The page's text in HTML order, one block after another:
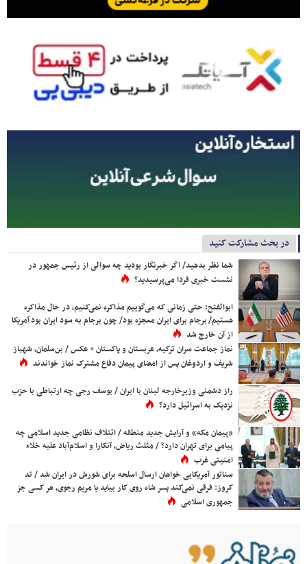
در بحث مشارکت کنید
شما نظر بدهید/ اگر خبرنگار بودید چه سوالی از رئیس جمهور در
نشست خبری فردا می‌پرسیدید؟
ابوالفتح: حتی زمانی که می‌گوییم مذاکره نمی‌کنیم، در حال مذاکره
هستیم/ برجام برای ایران معجزه بود/ چون برجام به سود ایران بود آمریکا
از آن خارج شد
نماز جماعت سران ترکیه، عربستان و پاکستان + عکس / بن‌سلمان، شهباز
شریف و اردوغان پس از امضای پیمان دفاع مشترک نماز خواندند
راز دشمنی وزیرخارجه لبنان با ایران / یوسف رجی چه ارتباطی با حزب
نزدیک به اسرائیل دارد؟
«پیمان مکه» و آرایش جدید منطقه / ائتلاف نظامی جدید اسلامی چه
پیامی برای تهران دارد؟ / مثلث ریاض، آنکارا و اسلام‌آباد علیه خلاء
امنیتی غرب
سناتور آمریکایی خواهان ارسال اسلحه برای شورش در ایران شد / تد
کروز: فرقی نمی‌کند پسر شاه روی کار بیاید یا مریم رجوی، هر کسی جز
جمهوری اسلامی